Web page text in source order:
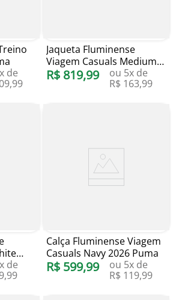
x de
,99
Jaqueta Fluminense
Viagem Casuals Medium
Gray Heather 2026 Puma
R$ 819,99 ou 5x de
R$ 163,99
x de
,99
Calça Fluminense Viagem
Casuals Navy 2026 Puma
R$ 599,99 ou 5x de
R$ 119,99